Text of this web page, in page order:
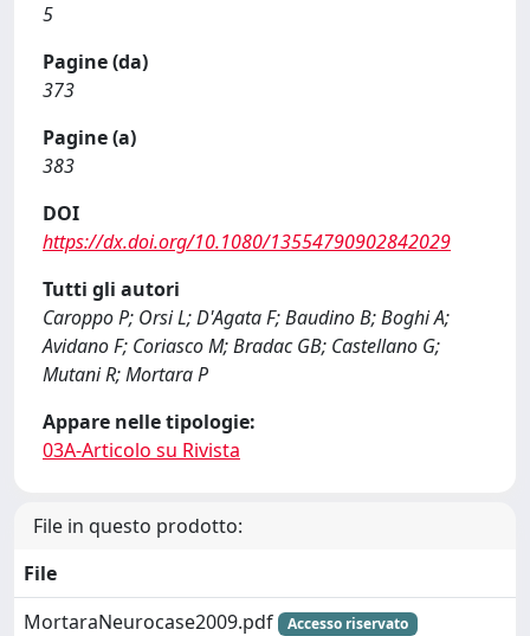
5
Pagine (da)
373
Pagine (a)
383
DOI
https://dx.doi.org/10.1080/13554790902842029
Tutti gli autori
Caroppo P; Orsi L; D'Agata F; Baudino B; Boghi A;
Avidano F; Coriasco M; Bradac GB; Castellano G;
Mutani R; Mortara P
Appare nelle tipologie:
03A-Articolo su Rivista
File in questo prodotto:
File
MortaraNeurocase2009.pdf
Accesso riservato